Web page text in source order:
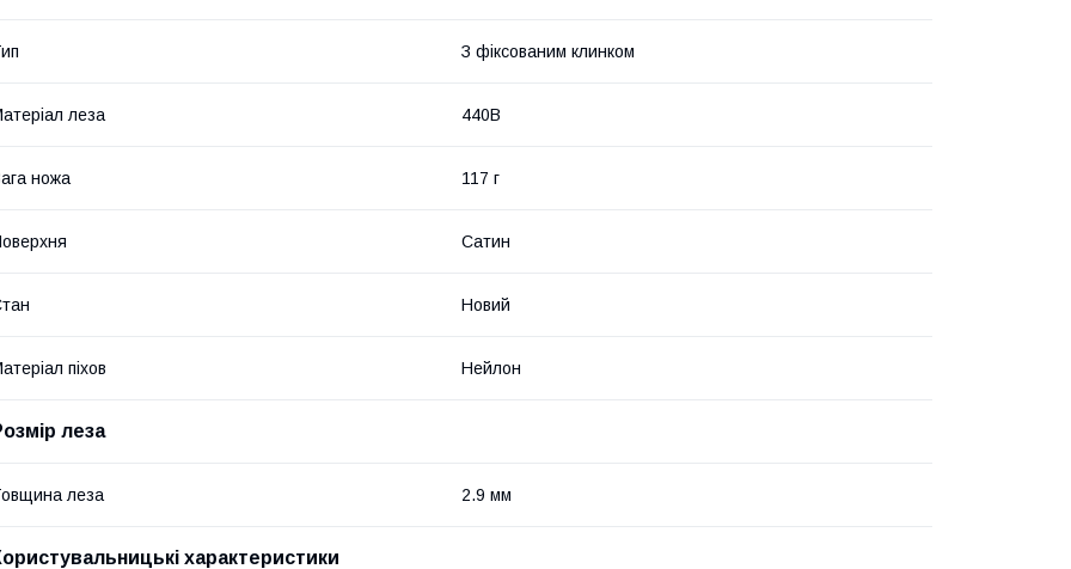
З фіксованим клинком
леза 440B
ножа 117 г
Сатин
Новий
піхов Нейлон
леза
леза 2.9 мм
характеристики